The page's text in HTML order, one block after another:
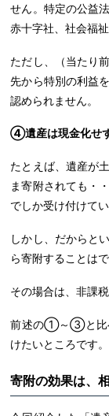
せん。特定の公益
赤十字社、社会福
ただし、（当たり
先から特別の利益
認められません。
④遺産は現金化せ
たとえば、遺産が
ま寄附されても・
でしか受け付けて
しかし、だからと
ら寄附することはで
その場合は、非課
前述の①～③と比
けたいところです。
寄附の効果は、